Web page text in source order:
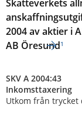
Skatteverkets
2004 av aktier i
AB Öresund¹
SKV A 2004:43
Inkomsttaxering
Utkom från trycket